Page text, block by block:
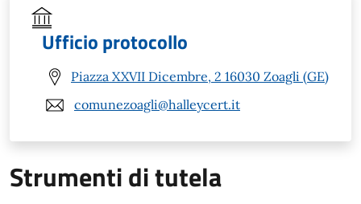
Ufficio protocollo
Piazza XXVII Dicembre, 2 16030 Zoagli (GE)
comunezoagli@halleycert.it
Strumenti di tutela